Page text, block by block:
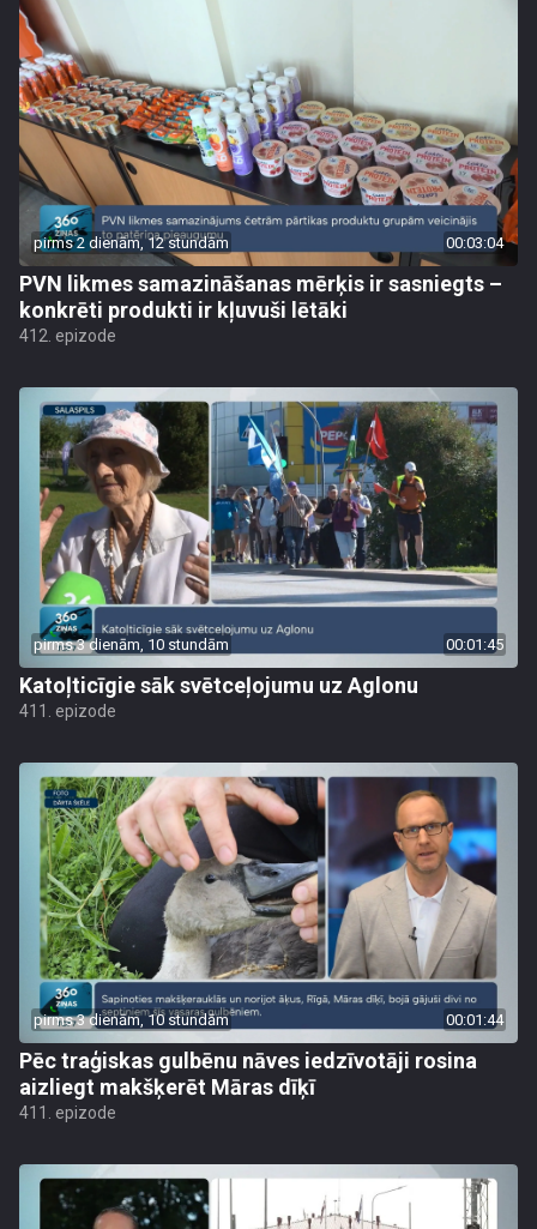
pirms 2 dienām, 12 stundām 00:03:04
PVN likmes samazināšanas mērķis ir sasniegts –
konkrēti produkti ir kļuvuši lētāki
412. epizode
pirms 3 dienām, 10 stundām 00:01:45
Katoļticīgie sāk svētceļojumu uz Aglonu
411. epizode
pirms 3 dienām, 10 stundām 00:01:44
Pēc traģiskas gulbēnu nāves iedzīvotāji rosina
aizliegt makšķerēt Māras dīķī
411. epizode